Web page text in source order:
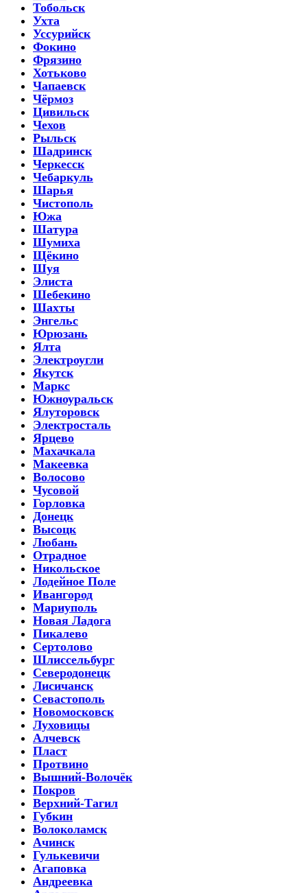
Тобольск
Ухта
Уссурийск
Фокино
Фрязино
Хотьково
Чапаевск
Чёрмоз
Цивильск
Чехов
Рыльск
Шадринск
Черкесск
Чебаркуль
Шарья
Чистополь
Южа
Шатура
Шумиха
Щёкино
Шуя
Элиста
Шебекино
Шахты
Энгельс
Юрюзань
Ялта
Электроугли
Якутск
Маркс
Южноуральск
Ялуторовск
Электросталь
Ярцево
Махачкала
Макеевка
Волосово
Чусовой
Горловка
Донецк
Высоцк
Любань
Отрадное
Никольское
Лодейное Поле
Ивангород
Мариуполь
Новая Ладога
Пикалево
Сертолово
Шлиссельбург
Северодонецк
Лисичанск
Севастополь
Новомосковск
Луховицы
Алчевск
Пласт
Протвино
Вышний-Волочёк
Покров
Верхний-Тагил
Губкин
Волоколамск
Ачинск
Гулькевичи
Агаповка
Андреевка